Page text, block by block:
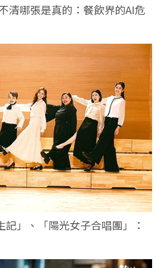
清哪張是真的：餐飲界的AI危
」、「陽光女子合唱團」：